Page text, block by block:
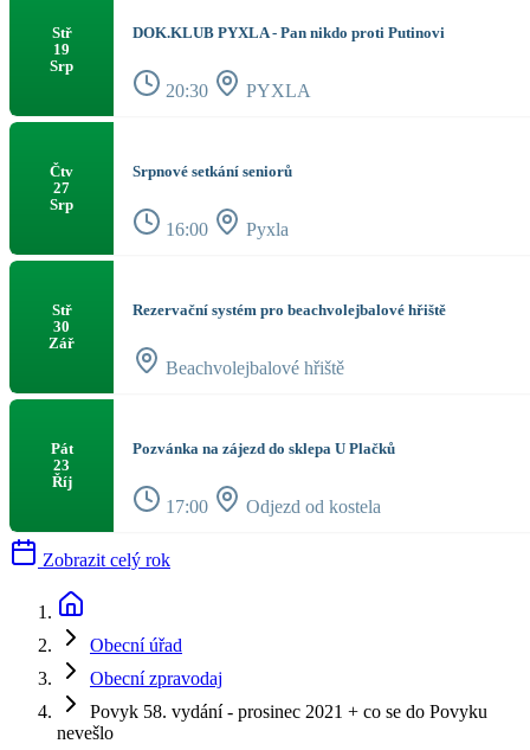
Stř
19
Srp
DOK.KLUB PYXLA - Pan nikdo proti Putinovi
20:30 PYXLA
Čtv
27
Srp
Srpnové setkání seniorů
16:00 Pyxla
Stř
30
Zář
Rezervační systém pro beachvolejbalové hřiště
Beachvolejbalové hřiště
Pát
23
Říj
Pozvánka na zájezd do sklepa U Plačků
17:00 Odjezd od kostela
Zobrazit celý rok
Obecní úřad
Obecní zpravodaj
Povyk 58. vydání - prosinec 2021 + co se do Povyku
nevešlo